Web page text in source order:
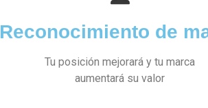
Reconocimiento de
Tu posición mejorará y tu marca
aumentará su valor